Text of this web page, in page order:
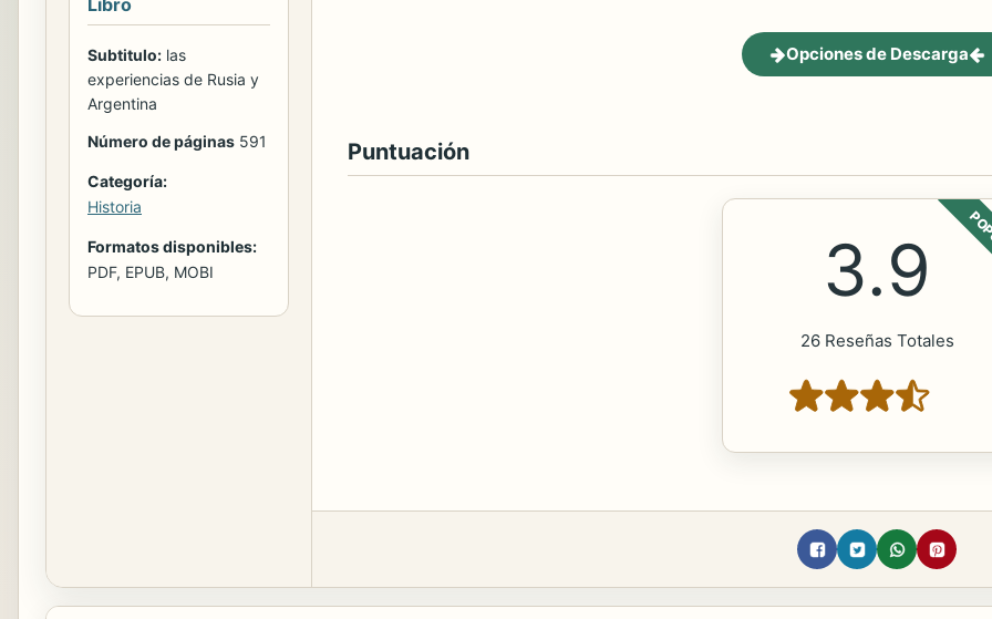
Subtitulo: las
experiencias de Rusia y
Argentina
Número de páginas 591
Categoría:
Historia
Formatos disponibles:
PDF, EPUB, MOBI
Opciones de Descarga
Puntuación
3.9
26 Reseñas Totales